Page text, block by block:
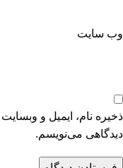
وب‌ سایت
ذخیره نام، ایمیل و
دیدگاهی می‌نویسم.